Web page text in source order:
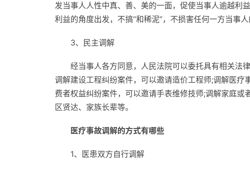
发当事人人性中真、善、美的一面，促使当事人逾越利
利益的角度出发，不搞“和稀泥”，不损害任何一方当事人
3、民主调解
经当事人各方同意，人民法院可以委托具有相关法
调解建设工程纠纷案件，可以邀请造价工程师;调解医
费者权益纠纷案件，可以邀请手表维修技师;调解家庭
区贤达、家族长辈等。
医疗事故调解的方式有哪些
1、医患双方自行调解